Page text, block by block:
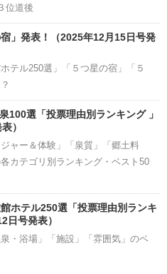
位道後
」発表！（2025年12月15日号発
テル250選」「５つ星の宿」「５
100選「投票理由別ランキング 」
）
ジャー＆体験」「泉質」「郷土料
カテゴリ別ランキング・ベスト50
ホテル250選「投票理由別ランキ
日号発表）
泉・浴場」「施設」「雰囲気」のベ